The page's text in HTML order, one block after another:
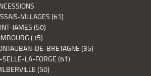
VILLAGES (61)
JAMES (50)
(35)
DE-BRETAGNE (35)
SELLE-LA-FORGE (61)
(50)